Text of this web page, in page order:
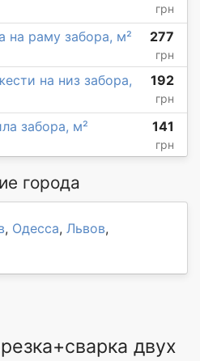
грн
на раму забора, м² 277
грн
на низ забора,
192
грн
забора, м² 141
грн
города
, Одесса, Львов,
двух